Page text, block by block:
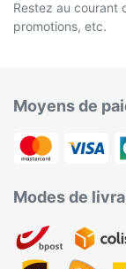
Restez au courant
promotions, etc.
Moyens de
Modes de